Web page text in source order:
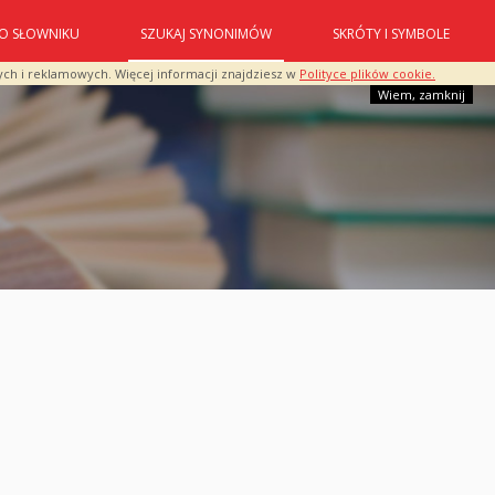
i reklamowych. Więcej informacji znajdziesz w Polityce plików cookie.
Wiem, zamknij
O SŁOWNIKU SZUKAJ SYNONIMÓW SKRÓTY I SYMBOLE